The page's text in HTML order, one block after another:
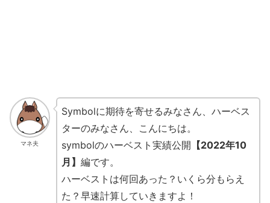
マネ夫
Symbolに期待を寄せるみなさん、ハーベス
ターのみなさん、こんにちは。
symbolのハーベスト実績公開 【2022年10
月】 編です。
ハーベストは何回あった？いくら分もらえ
た？早速計算していきますよ！